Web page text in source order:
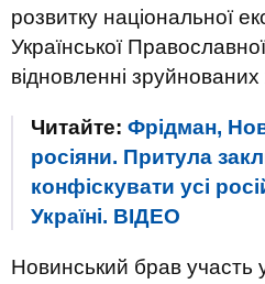
розвитку національної
Української
відновленні зруйнованих
Читайте: Фрідман,
росіяни. Притула
конфіскувати усі
Україні. ВIДЕО
Новинський брав участь